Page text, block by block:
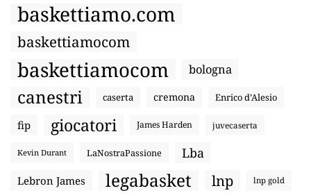
baskettiamo.com
baskettiamocom
baskettiamocom bologna
canestri caserta cremona Enrico d’Alesio
fip giocatori James Harden juvecaserta
Kevin Durant LaNostraPassione Lba
Lebron James legabasket lnp lnp gold